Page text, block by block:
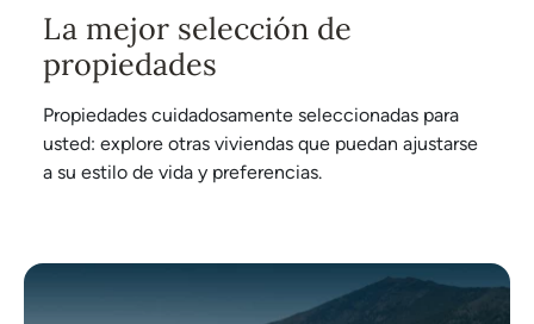
La mejor selección de
propiedades
Propiedades cuidadosamente seleccionadas para
usted: explore otras viviendas que puedan ajustarse
a su estilo de vida y preferencias.